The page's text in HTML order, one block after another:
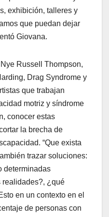
exhibición, talleres y
que puedan dejar
Giovana.
Russell Thompson,
Drag Syndrome y
que trabajan
motriz y síndrome
conocer estas
la brecha de
“Que exista
trazar soluciones:
determinadas
realidades?, ¿qué
en un contexto en el
de personas con